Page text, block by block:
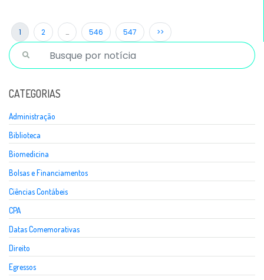
1 2 … 546 547 >>
CATEGORIAS
Administração
Biblioteca
Biomedicina
Bolsas e Financiamentos
Ciências Contábeis
CPA
Datas Comemorativas
Direito
Egressos